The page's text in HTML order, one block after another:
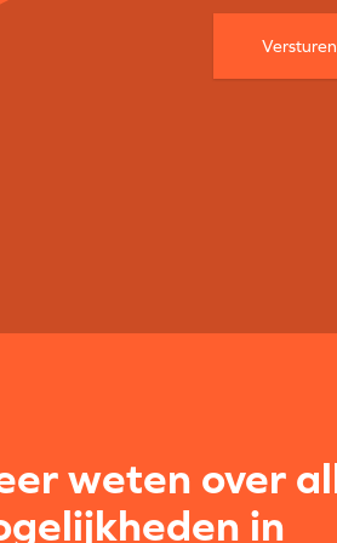
weten over
in